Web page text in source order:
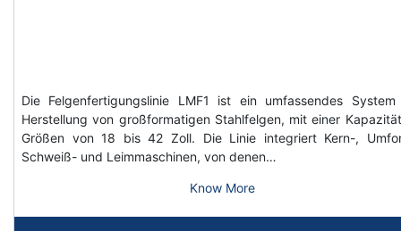
Die Felgenfertigungslinie LMF1 ist ein umfassendes
Herstellung von großformatigen Stahlfelgen, mit einer
Größen von 18 bis 42 Zoll. Die Linie integriert Kern-,
Schweiß- und Leimmaschinen, von denen…
Know More